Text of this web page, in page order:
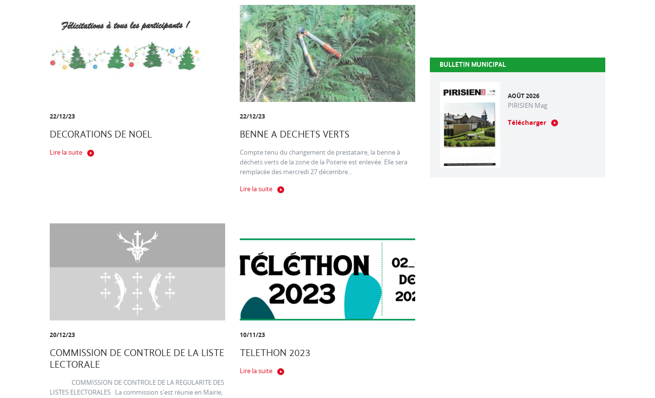
22/12/23
DECORATIONS DE NOEL
Lire la suite
22/12/23
BENNE A DECHETS VERTS
Compte tenu du changement de prestataire, la benne à
déchets verts de la zone de la Poterie est enlevée. Elle sera
remplacée des mercredi 27 décembre...
Lire la suite
20/12/23
COMMISSION DE CONTROLE DE LA LISTE
LECTORALE
COMMISSION DE CONTROLE DE LA REGULARITE DES
LISTES ELECTORALES La commission s'est réunie en Mairie,
10/11/23
TELETHON 2023
Lire la suite
BULLETIN MUNICIPAL
AOÛT 2026
PIRISIEN Mag
Télécharger